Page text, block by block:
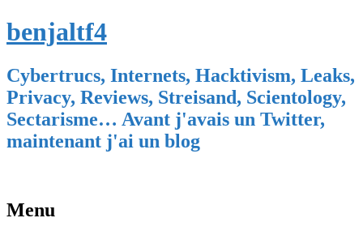
benjaltf4
Cybertrucs, Internets, Hacktivism, Leaks,
Privacy, Reviews, Streisand, Scientology,
Sectarisme… Avant j'avais un Twitter,
maintenant j'ai un blog
Menu